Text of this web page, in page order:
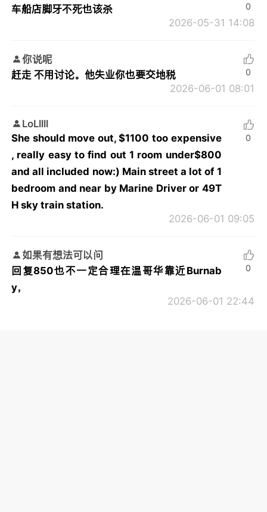
车船店脚牙不死也该杀
2026-05-31 14:08
0
你说呢
赶走 不用讨论。他失业你也要交地税
2026-06-01 08:01
0
LoLllll
She should move out, $1100 too expensive
, really easy to find out 1 room under$800
and all included now:) Main street a lot of 1
bedroom and near by Marine Driver or 49T
H sky train station.
2026-06-01 09:05
0
如果有想法可以问
回复850也不一定合理在温哥华靠近Burnab
y，
2026-06-01 22:44
0